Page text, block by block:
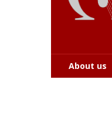
About us